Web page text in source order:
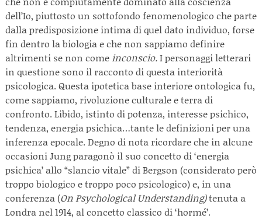
dell’Io, piuttosto un sottofondo fenomenologico che parte
dalla predisposizione intima di quel dato individuo, forse
fin dentro la biologia e che non sappiamo definire
altrimenti se non come inconscio.I personaggi letterari
in questione sono il racconto di questa interiorità
psicologica. Questa ipotetica base interiore ontologica fu,
come sappiamo, rivoluzione culturale e terra di
confronto. Libido, istinto di potenza, interesse psichico,
tendenza, energia psichica…tante le definizioni per una
inferenza epocale. Degno di nota ricordare che in alcune
occasioni Jung paragonò il suo concetto di ‘energia
psichica’ allo “slancio vitale” di Bergson (considerato però
troppo biologico e troppo poco psicologico) e, in una
conferenza (On Psychological Understanding)tenuta a
Londra nel 1914, al concetto classico di ‘hormé’.